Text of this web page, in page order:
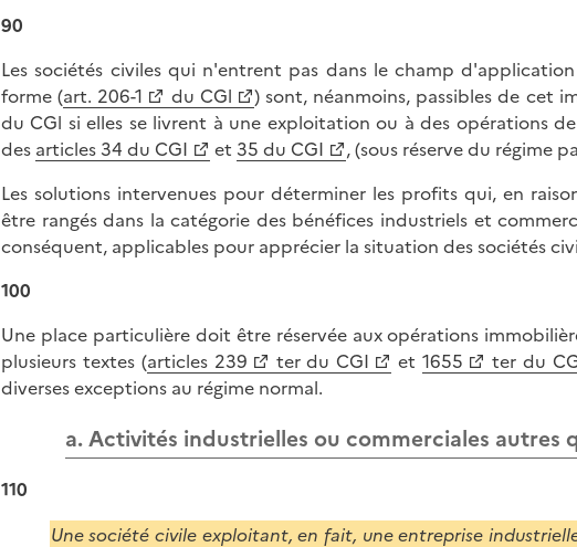
90
Les sociétés civiles qui n'entrent pas dans le champ
forme (art. 206-1 du CGl
) sont, néanmoins, passibles de cet
du CGl si elles se livrent à une exploitation ou à des opérations
des articles 34 du CGI et 35 du CGI , (sous réserve du régime
Les solutions intervenues pour déterminer les profits qui, en
être rangés dans la catégorie des bénéfices industriels et
conséquent, applicables pour apprécier la situation des sociétés
100
Une place particulière doit être réservée aux opérations
plusieurs textes (articles 239 ter du CGI et1655 ter du
diverses exceptions au régime normal.
a. Activités industrielles ou commerciales autres
110
Une société civile exploitant, en fait, une entreprise